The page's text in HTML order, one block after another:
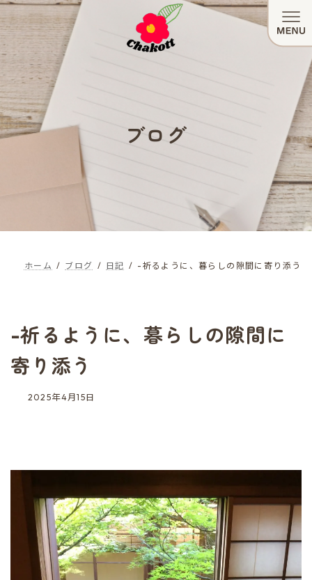
ン
テ
ン
ツ
へ
ビ
ゲ
ー
シ
ョ
ブログ
ホーム ブログ 日記 -祈るように、暮らしの隙間に寄り添う
-祈るように、暮らしの隙間に
寄り添う
2025年4月15日